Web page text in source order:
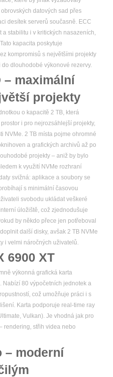
datových sad přes
desítek serverů současně. ECC
stabilitu i v kritických nasazeních,
kapacita poskytuje
kompromisů s největšími projekty
dlouhodobé výkonové rezervy.
– maximální
projekty
o kapacitě 2 TB, která
i pro nejrozsáhlejší projekty,
NVMe. 2 TB místa pojme ohromné
a grafických archivů až po
projekty – aniž by bylo
k využití NVMe rozhraní
svižná: aplikace a soubory se
s minimální časovou
svobodu ukládat veškeré
úložiště, což zjednodušuje
by někdo přece jen potřeboval
další disky, avšak 2 TB NVMe
i velmi náročných uživatelů.
6900 XT
výkonná grafická karta
Nabízí 80 výpočetních jednotek a
což umožňuje práci i s
Karta podporuje real-time ray
Vulkan). Je vhodná jak pro
rendering, střih videa nebo
– moderní